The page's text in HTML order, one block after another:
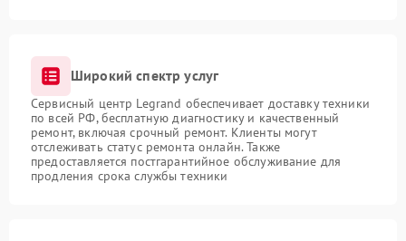
Широкий спектр услуг
Сервисный центр Legrand обеспечивает доставку техники
по всей РФ, бесплатную диагностику и качественный
ремонт, включая срочный ремонт. Клиенты могут
отслеживать статус ремонта онлайн. Также
предоставляется постгарантийное обслуживание для
продления срока службы техники